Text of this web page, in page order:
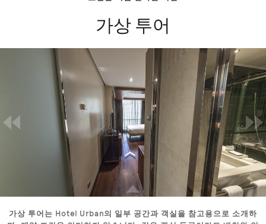
가상 투어
가상 투어는 Hotel Urban의 일부 공간과 객실을 참고용으로 소개하